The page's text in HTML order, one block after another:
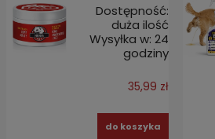
Dostępność:
duża ilość
Wysyłka w: 24
godziny
35,99 zł
do koszyka